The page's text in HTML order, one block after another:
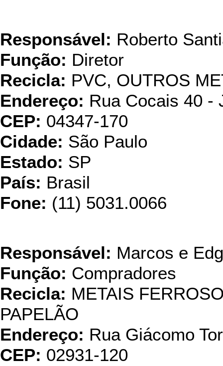
Responsável: Roberto
Função: Diretor
Recicla: PVC, OUTROS
Endereço: Rua Cocais 40 -
CEP: 04347-170
Cidade: São Paulo
Estado: SP
País: Brasil
Fone: (11) 5031.0066
Responsável: Marcos e
Função: Compradores
Recicla: METAIS
PAPELÃO
Endereço: Rua Giácomo
CEP: 02931-120